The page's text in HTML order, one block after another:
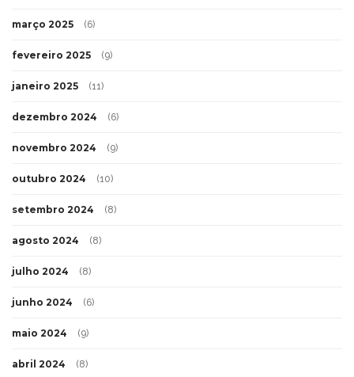
março 2025 (6)
fevereiro 2025 (9)
janeiro 2025 (11)
dezembro 2024 (6)
novembro 2024 (9)
outubro 2024 (10)
setembro 2024 (8)
agosto 2024 (8)
julho 2024 (8)
junho 2024 (6)
maio 2024 (9)
abril 2024 (8)